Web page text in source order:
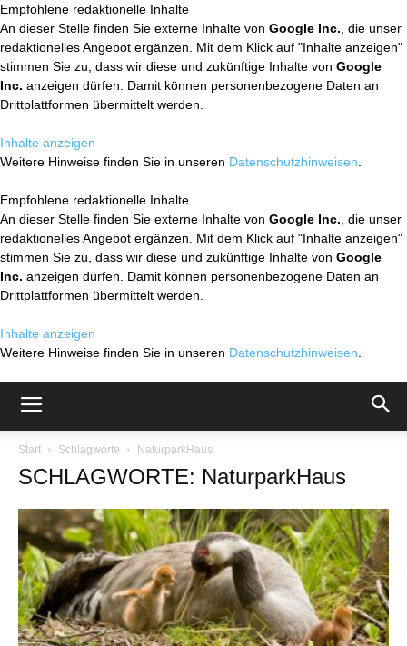
Empfohlene redaktionelle Inhalte
An dieser Stelle finden Sie externe Inhalte von Google Inc. , die unser
redaktionelles Angebot ergänzen. Mit dem Klick auf "Inhalte anzeigen"
stimmen Sie zu, dass wir diese und zukünftige Inhalte von Google
Inc. anzeigen dürfen. Damit können personenbezogene Daten an
Drittplattformen übermittelt werden.
Inhalte anzeigen
Weitere Hinweise finden Sie in unseren Datenschutzhinweisen
Empfohlene redaktionelle Inhalte
An dieser Stelle finden Sie externe Inhalte von Google Inc. , die unser
redaktionelles Angebot ergänzen. Mit dem Klick auf "Inhalte anzeigen"
stimmen Sie zu, dass wir diese und zukünftige Inhalte von Google
Inc. anzeigen dürfen. Damit können personenbezogene Daten an
Drittplattformen übermittelt werden.
Inhalte anzeigen
Weitere Hinweise finden Sie in unseren Datenschutzhinweisen
Start Schlagworte NaturparkHaus
SCHLAGWORTE: NaturparkHaus